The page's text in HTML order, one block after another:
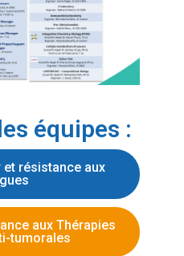
équipes :
et résistance aux
aux Thérapies
tumorales